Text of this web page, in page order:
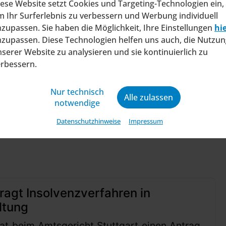
Website setzt Cookies und Targeting-Technologien ein,
Ihr Surferlebnis zu verbessern und Werbung individuell
Sie haben die Möglichkeit, Ihre Einstellungen
Diese Technologien helfen uns auch, die
Website zu analysieren und sie kontinuierlich zu
Nur technisch
notwendige
Alle zulassen
Datenschutzhinweise Impressum
Rallye quer durch die Soltauer Zentrale, bei
standen. Der Tag endete mit einem
des Heide Park Resorts. Der zweite
verbrachten den Tag im Heide
Insolvenzverfahren in